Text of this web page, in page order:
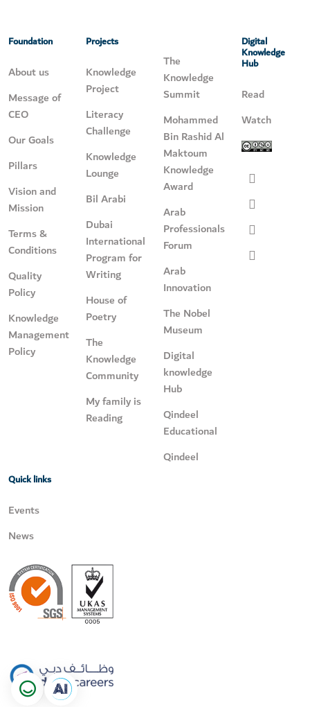
Foundation
About us
Message of
CEO
Our Goals
Pillars
Vision and
Mission
Terms &
Conditions
Quality
Policy
Knowledge
Management
Policy
Projects
Knowledge
Project
Literacy
Challenge
Knowledge
Lounge
Bil Arabi
Dubai
International
Program for
Writing
House of
Poetry
The
Knowledge
Community
My family is
Reading
The
Knowledge
Summit
Mohammed
Bin Rashid Al
Maktoum
Knowledge
Award
Arab
Professionals
Forum
Arab
Innovation
The Nobel
Museum
Digital
knowledge
Hub
Qindeel
Educational
Qindeel
Digital
Knowledge
Hub
Read
Watch
Quick links
Events
News